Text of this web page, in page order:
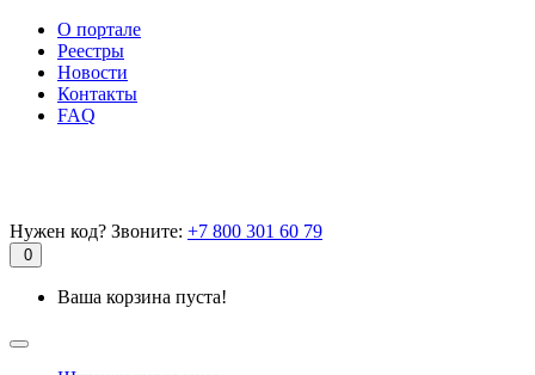
О портале
Реестры
Новости
Контакты
FAQ
Нужен код? Звоните: +7 800 301 60 79
0
Ваша корзина пуста!